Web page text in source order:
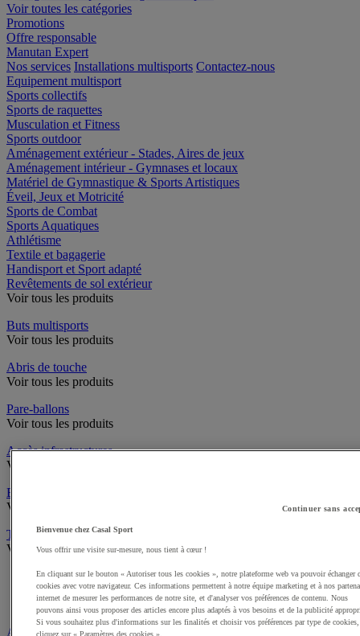
Voir toutes les catégories
Promotions
Offre responsable
Manutan Expert
Nos services Installations multisports Contactez-nous
Equipement multisport
Sports collectifs
Sports de raquettes
Musculation et Fitness
Sports outdoor
Aménagement extérieur - Stades, Aires de jeux
Aménagement intérieur - Gymnases et locaux
Matériel de Gymnastique & Sports Artistiques
Éveil, Jeux et Motricité
Sports de Combat
Sports Aquatiques
Athlétisme
Textile et bagagerie
Handisport et Sport adapté
Revêtements de sol extérieur
Voir tous les produits
Buts multisports
Voir tous les produits
Abris de touche
Voir tous les produits
Pare-ballons
Voir tous les produits
Accès infrastructures
Voir tous les produits
Brosses à chaussures
Voir tous les produits
Traçage et délimitation de terrain
Voir tous les produits
Délimitation de terrain
Peintures pour gazon
Traçeuses pour gazon
Aires de jeux exterieur
Continuer sans
Bienvenue chez Casal Sport
Vous offrir une visite sur-mesure, nous tient à cœur !
En cliquant sur le bouton « Autoriser tous les cookies », notre plateforme web va pouvoir échanger
cookies avec votre navigateur. Ces informations permettent à notre équipe marketing et à nos
internet de mesurer les performances de notre site, et d'analyser vos préférences de contenu. Nous
pouvons ainsi vous proposer des articles encore plus adaptés à vos besoins et de la publicité
Si vous souhaitez plus d'informations sur les finalités et choisir vos préférences par type de cookies,
cliquez sur « Paramètres des cookies ».